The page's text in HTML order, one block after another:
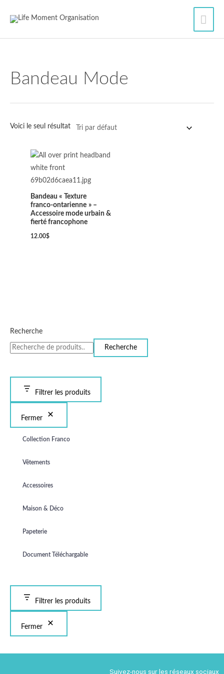
Recherche
Recherche
Filtrer les produits
Fermer
Collection Franco
Vêtements
Accessoires
Maison & Déco
Papeterie
Document Téléchargable
Filtrer les produits
Fermer
Bandeau Mode
Voici le seul résultat
Bandeau « Texture
franco‑ontarienne » –
Accessoire mode urbain &
fierté francophone
12.00$
Suivez-nous sur les réseaux sociaux